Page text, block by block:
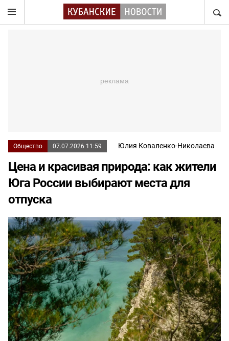
Общество 07.07.2026 11:59 Юлия Коваленко-Николаева
Цена и красивая природа: как жители
Юга России выбирают места для
отпуска